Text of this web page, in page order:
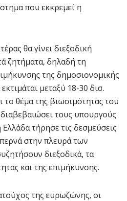
που εκκρεμεί η
θα γίνει διεξοδική
ζητήματα, δηλαδή τη
της δημοσιονομικής
μεταξύ 18-30 δισ.
το θέμα της βιωσιμότητας του
τους υπουργούς
τήρησε τις δεσμεύσεις
στην πλευρά των
διεξοδικά, τα
και της επιμήκυνσης.
της ευρωζώνης, οι